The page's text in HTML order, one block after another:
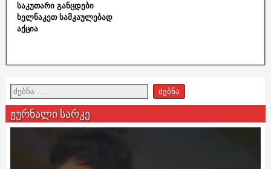
საკუთარი განცდები
ხელნაკეთ სამკაულებად
აქცია
ჟურნალი სარკე